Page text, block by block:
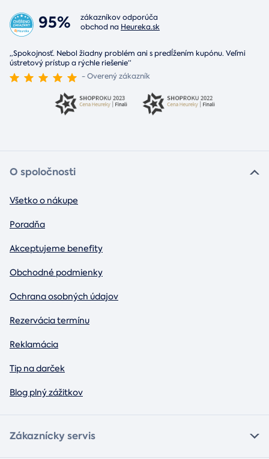
95%
zákazníkov odporúča
obchod na Heureka.sk
„Spokojnosť. Nebol žiadny problém ani s predĺžením kupónu. Veľmi
ústretový prístup a rýchle riešenie“
- Overený zákazník
O spoločnosti
Všetko o nákupe
Poradňa
Akceptujeme benefity
Obchodné podmienky
Ochrana osobných údajov
Rezervácia termínu
Reklamácia
Tip na darček
Blog plný zážitkov
Zákaznícky servis